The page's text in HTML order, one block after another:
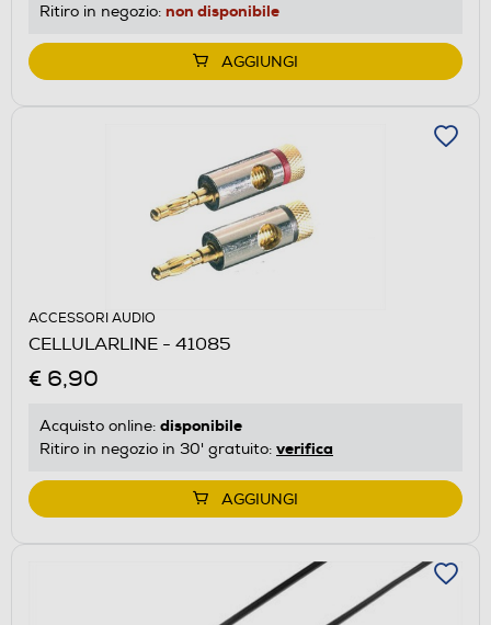
Ritiro in negozio: non disponibile
AGGIUNGI
ACCESSORI AUDIO
CELLULARLINE - 41085
€ 6,90
Acquisto online: disponibile
Ritiro in negozio in 30' gratuito: verifica
AGGIUNGI